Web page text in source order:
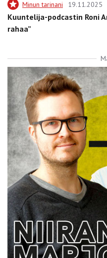
Minun tarinani 19.11.2025
Kuuntelija-podcastin Roni
rahaa”